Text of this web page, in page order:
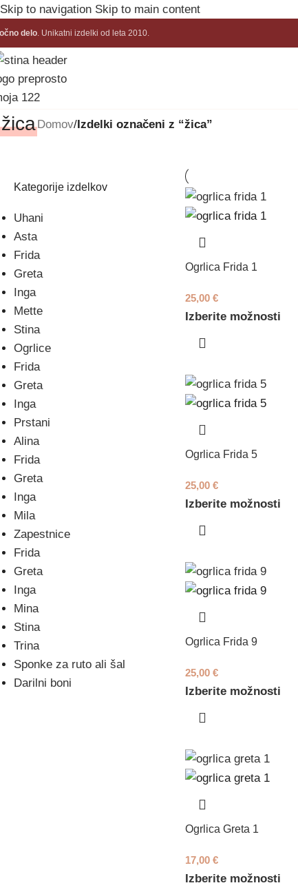
Skip to navigation Skip to main content
delo. Unikatni izdelki od leta 2010.
žicaDomov/Izdelki označeni z “žica”
Kategorije izdelkov
Uhani
Asta
Frida
Greta
Inga
Mette
Stina
Ogrlice
Frida
Greta
Inga
Prstani
Alina
Frida
Greta
Inga
Mila
Zapestnice
Frida
Greta
Inga
Mina
Stina
Trina
Sponke za ruto ali šal
Darilni boni
Ogrlica Frida 1
25,00 €
Izberite možnosti
Ogrlica Frida 5
25,00 €
Izberite možnosti
Ogrlica Frida 9
25,00 €
Izberite možnosti
Ogrlica Greta 1
17,00 €
Izberite možnosti